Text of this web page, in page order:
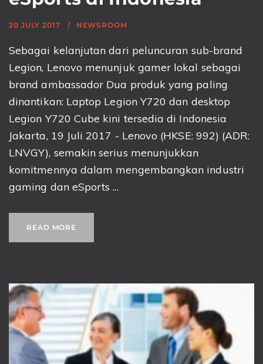
20 JULY 2017 NEWSROOM
Sebagai kelanjutan dari peluncuran sub-brand
Legion, Lenovo menunjuk gamer lokal sebagai
brand ambassador Dua produk yang paling
dinantikan: Laptop Legion Y720 dan desktop
Legion Y720 Cube kini tersedia di Indonesia
Jakarta, 19 Juli 2017 - Lenovo (HKSE: 992) (ADR:
LNVGY), semakin serius menunjukkan
komitmennya dalam mengembangkan industri
gaming dan eSports ...
READ MORE